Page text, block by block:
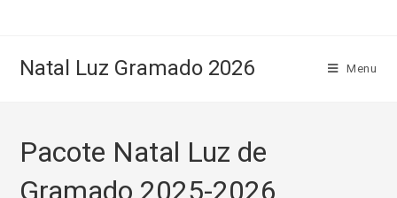
Natal Luz Gramado 2026 Menu
Pacote Natal Luz de
Gramado 2025-2026